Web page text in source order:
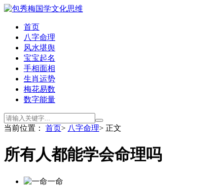
首页
八字命理
风水堪舆
宝宝起名
手相面相
生肖运势
梅花易数
数字能量
当前位置： 首页> 八字命理> 正文
所有人都能学会命理吗
一命